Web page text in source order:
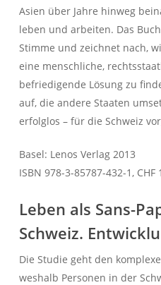
Asien über Jahre hinweg
leben und arbeiten. Das
Stimme und zeichnet nach,
eine menschliche,
befriedigende Lösung zu
auf, die andere Staaten
erfolglos – für die Schweiz
Basel: Lenos Verlag 2013
ISBN 978-3-85787-432-1, CHF
Leben als Sans-
Schweiz.
Die Studie geht den
weshalb Personen in der